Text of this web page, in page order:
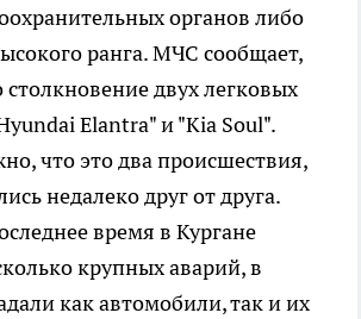
органов либо
ранга. МЧС сообщает,
двух легковых
Elantra" и "Kia Soul".
что это два происшествия,
недалеко друг от друга.
время в Кургане
крупных аварий, в
как автомобили, так и их